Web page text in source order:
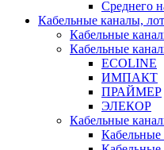
Среднего
Кабельные каналы,
Кабельные
Кабельные
ECOLINE
ИМПАКТ
ПРАЙМЕР
ЭЛЕКОР
Кабельные